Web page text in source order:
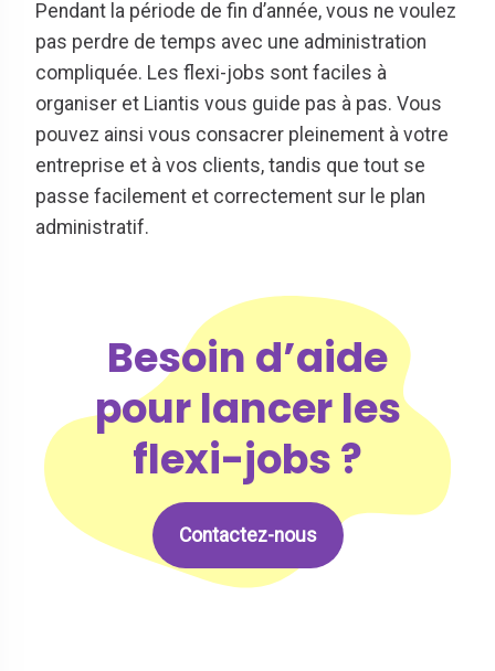
Pendant la période de fin d’année, vous ne voulez
pas perdre de temps avec une administration
compliquée. Les flexi-jobs sont faciles à
organiser et Liantis vous guide pas à pas. Vous
pouvez ainsi vous consacrer pleinement à votre
entreprise et à vos clients, tandis que tout se
passe facilement et correctement sur le plan
administratif.
Besoin d’aide
pour lancer les
flexi-jobs ?
Contactez-nous